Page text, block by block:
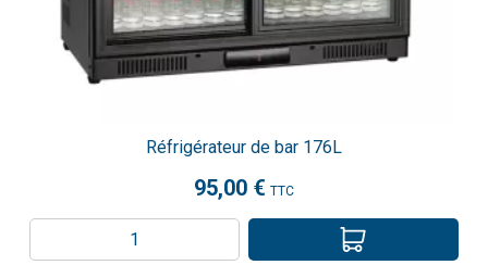
Réfrigérateur de bar 176L
95,00 € TTC